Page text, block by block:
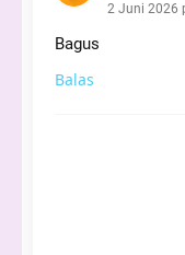
2 Juni 2026
Bagus
Balas